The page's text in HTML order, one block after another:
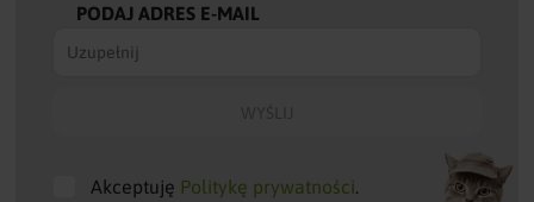
PODAJ ADRES E-MAIL
Akceptuję Politykę prywatności